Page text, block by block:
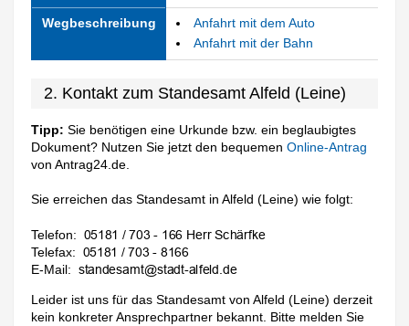
Wegbeschreibung
Anfahrt mit dem Auto
Anfahrt mit der Bahn
2. Kontakt zum Standesamt Alfeld (Leine)
Tipp: Sie benötigen eine Urkunde bzw. ein beglaubigtes
Dokument? Nutzen Sie jetzt den bequemenOnline-Antrag
von Antrag24.de.
Sie erreichen das Standesamt in Alfeld (Leine) wie folgt:
Telefon:
Telefax:
E-Mail:
Leider ist uns für das Standesamt von Alfeld (Leine) derzeit
kein konkreter Ansprechpartner bekannt. Bitte melden Sie